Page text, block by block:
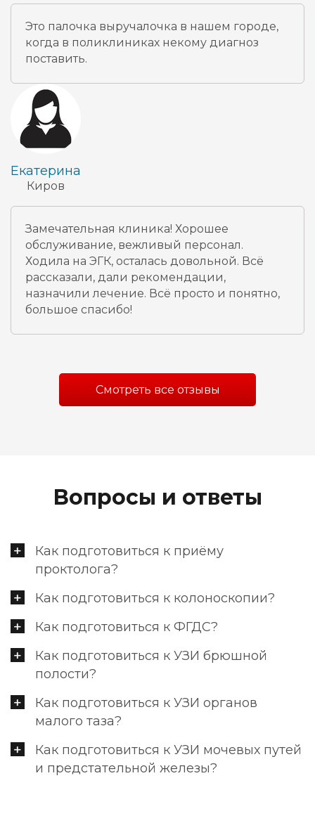
Это палочка выручалочка в нашем городе,
когда в поликлиниках некому диагноз
поставить.
Екатерина
Киров
Замечательная клиника! Хорошее
обслуживание, вежливый персонал.
Ходила на ЭГК, осталась довольной. Всё
рассказали, дали рекомендации,
назначили лечение. Всё просто и понятно,
большое спасибо!
Смотреть все отзывы
Вопросы и ответы
Как подготовиться к приёму
проктолога?
Как подготовиться к колоноскопии?
Как подготовиться к ФГДС?
Как подготовиться к УЗИ брюшной
полости?
Как подготовиться к УЗИ органов
малого таза?
Как подготовиться к УЗИ мочевых путей
и предстательной железы?